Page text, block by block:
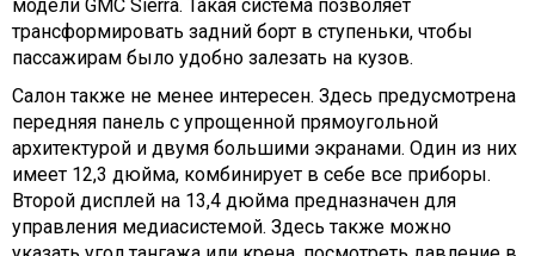
модели GMC Sierra. Такая система позволяет
трансформировать задний борт в ступеньки, чтобы
пассажирам было удобно залезать на кузов.
Салон также не менее интересен. Здесь предусмотрена
передняя панель с упрощенной прямоугольной
архитектурой и двумя большими экранами. Один из них
имеет 12,3 дюйма, комбинирует в себе все приборы.
Второй дисплей на 13,4 дюйма предназначен для
управления медиасистемой. Здесь также можно